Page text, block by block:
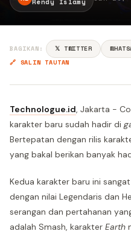
BAGIKAN: 𝕏 TWITTER
🔗 SALIN TAUTAN
Technologue.id, Jakarta -
karakter baru sudah hadir di
Bertepatan dengan rilis
yang bakal berikan banyak
Kedua karakter baru ini
dengan nilai Legendaris dan
serangan dan pertahanan
adalah Smash, karakter Earth